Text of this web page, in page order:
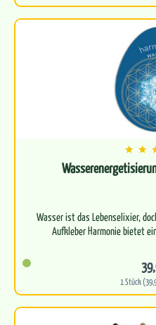
Wasser ist das Lebenselixier,
1 Stück